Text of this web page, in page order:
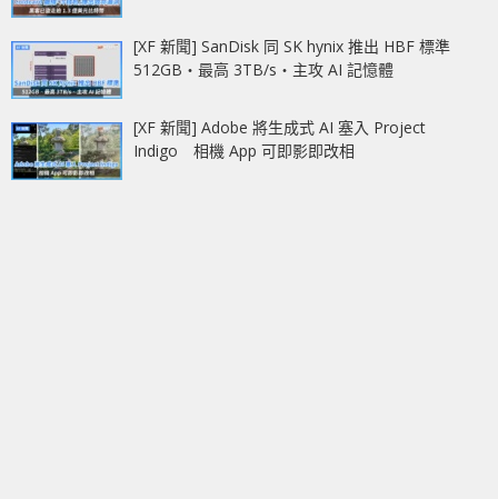
[XF 新聞] SanDisk 同 SK hynix 推出 HBF 標準
512GB‧最高 3TB/s‧主攻 AI 記憶體
[XF 新聞] Adobe 將生成式 AI 塞入 Project
Indigo 相機 App 可即影即改相